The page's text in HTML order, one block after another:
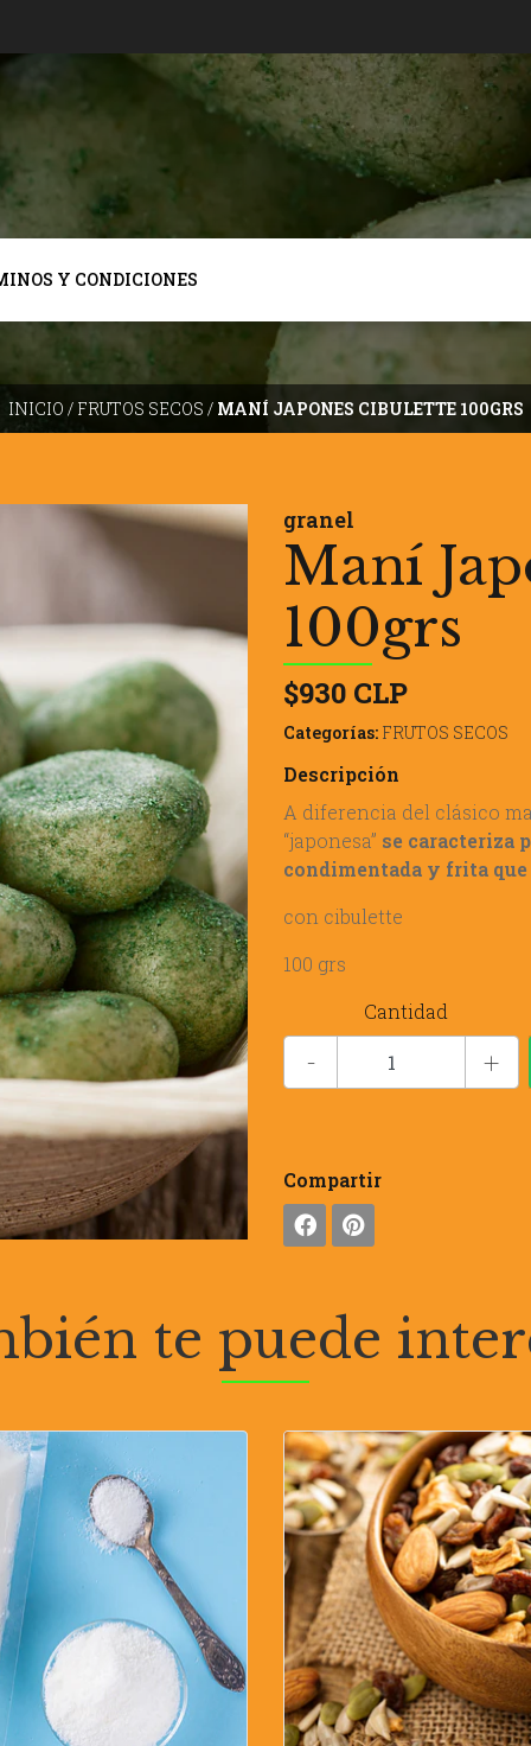
Y CONDICIONES
INICIO / FRUTOS SECOS / MANÍ JAPONES CIBULETTE 100GRS
granel
Maní
100grs
$930 CLP
Categorías: FRUTOS SECOS
Descripción
A diferencia del clásico
“japonesa” se caracteriza
condimentada y frita
con cibulette
100 grs
Cantidad
- +
Compartir
te puede